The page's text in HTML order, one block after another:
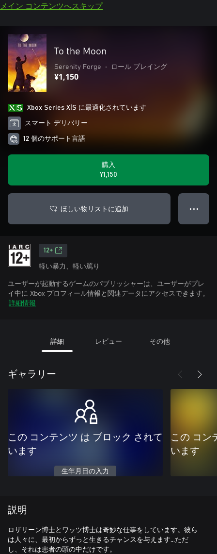
メイン コンテンツへスキップ
To the Moon
Serenity Forge • ロール プレイング
¥1,150
Xbox Series X|S に最適化されています
スマート デリバリー
12 個のサポート言語
購入
¥1,150
ほしい物リストに追加 ● ● ●
12+
軽い暴力、軽い罵り
ユーザーが起動するゲームのパブリッシャーは、ユーザーがプレ
イ中に Xbox プロフィール情報と関連データにアクセスできます。
詳細情報
詳細 レビュー その他
ギャラリー
この コンテンツ は ブロック されて
います
生年月日の入力
この コン
います
説明
ロザリーン博士とワッツ博士は奇妙な仕事をしています。彼ら
は人々に、最初からずっと生きるチャンスを与えます...ただ
し、それは患者の頭の中だけです。